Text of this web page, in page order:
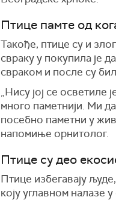
Птице памте од
Такође, птице су и
свраку у покупила је
свраком и после су
„Нису јој се осветиле
много паметнији. Ми
посебно паметни у
напомиње орнитолог.
Птице су део
Птице избегавају
коју углавном налазе